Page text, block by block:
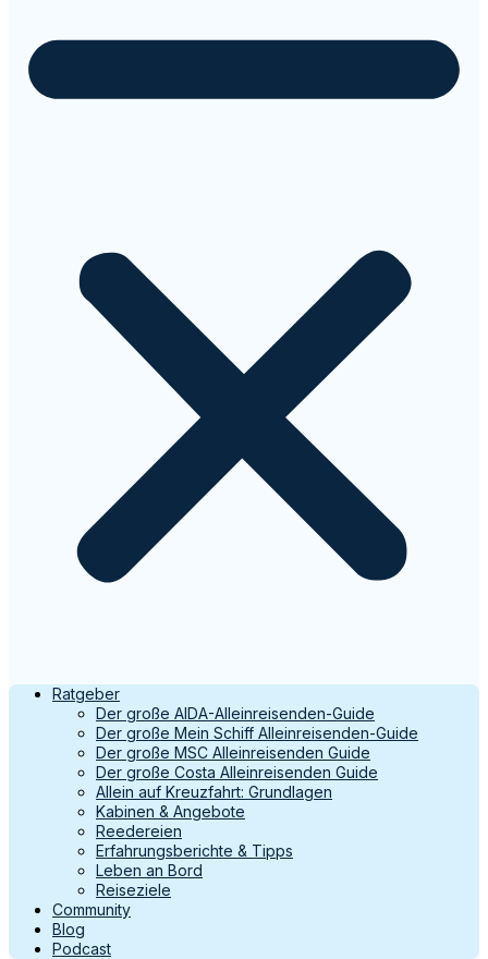
Ratgeber
Der große AIDA-Alleinreisenden-Guide
Der große Mein Schiff Alleinreisenden-Guide
Der große MSC Alleinreisenden Guide
Der große Costa Alleinreisenden Guide
Allein auf Kreuzfahrt: Grundlagen
Kabinen & Angebote
Reedereien
Erfahrungsberichte & Tipps
Leben an Bord
Reiseziele
Community
Blog
Podcast